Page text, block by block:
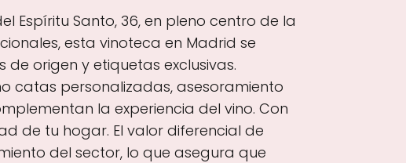
Espíritu Santo, 36, en pleno centro de la
esta vinoteca en Madrid se
origen y etiquetas exclusivas.
catas personalizadas, asesoramiento
la experiencia del vino. Con
de tu hogar. El valor diferencial de
del sector, lo que asegura que